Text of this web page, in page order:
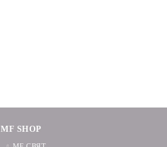
MF SHOP